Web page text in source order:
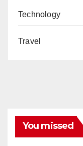
Technology
Travel
You missed